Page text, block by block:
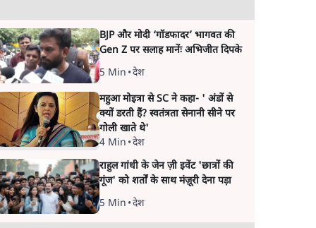
BJP और मोदी ‘गॉडफादर’ भागवत की
Gen Z पर सलाह मानेंः अभिजीत दिपके
5 Min •देश
महुआ मोइत्रा से SC ने कहा- ' अंडों से
क्यों डरती हैं? स्वतंत्रता सेनानी सीने पर
गोली खाते थे'
4 Min •देश
राहुल गांधी के जेन ज़ी इवेंट 'छात्रों की
गूंज' को शर्तों के साथ मंज़ूरी देना पड़ा
5 Min •देश